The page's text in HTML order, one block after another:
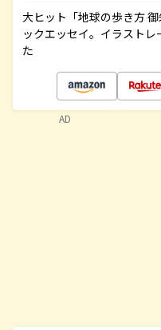
大ヒット「地球の歩き方
ックエッセイ。イラスト
た
AD